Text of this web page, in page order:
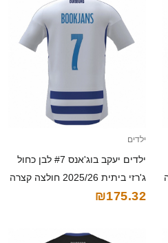
ילדים
ילדים יעקב בוג'אנס #7 לבן כחול
ג'רזי ביתית 2025/26 חולצה קצרה
₪175.32